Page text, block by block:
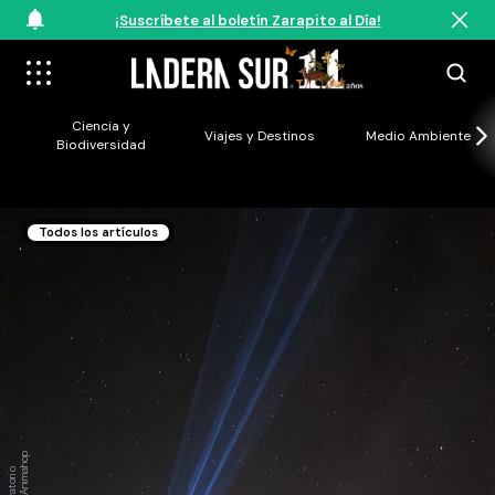
¡Suscríbete al boletín Zarapito al Día!
Ciencia y
Biodiversidad
Viajes y Destinos Medio Ambiente
Todos los artículos